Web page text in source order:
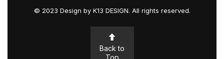
© 2023 Design by K13 DESIGN. All rights reserved.
Back to
Top